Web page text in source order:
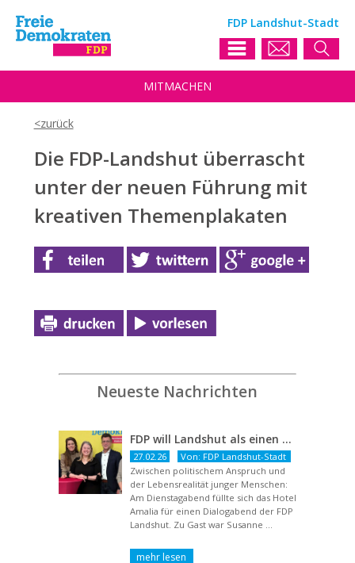
FDP Landshut-Stadt
MITMACHEN
Die FDP-Landshut überrascht
unter der neuen Führung mit
kreativen Themenplakaten
Neueste Nachrichten
FDP will Landshut als einen echten Chancenort gestalten
27.02.26
Von: FDP Landshut-Stadt
Zwischen politischem Anspruch und
der Lebensrealität junger Menschen:
Am Dienstagabend füllte sich das Hotel
Amalia für einen Dialogabend der FDP
Landshut. Zu Gast war Susanne ...